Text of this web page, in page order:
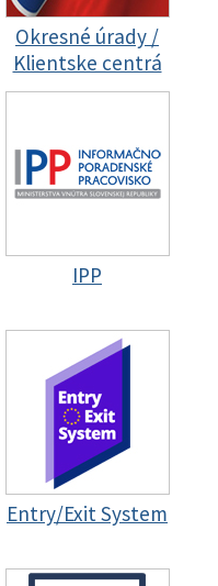
Okresné úrady /
Klientske centrá
IPP
Entry/Exit System